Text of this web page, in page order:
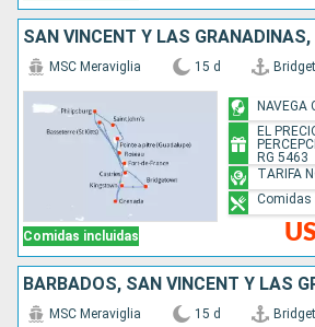
Comidas incluidas
MSC Meraviglia 15 d
NAVEGA
EL
RG 5463
TARIFA
Comidas
MSC Meraviglia 15 d